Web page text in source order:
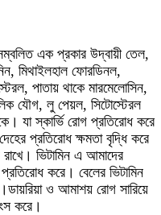
এক প্রকার উদ্বায়ী তেল,
মিথাইলহাল ফোরডিনল,
পাতায় থাকে মারমেলোসিন,
যৌগ, লু পেয়ল, সিটোস্টেরল
যা স্কার্ভি রোগ প্রতিরোধ করে
প্রতিরোধ ক্ষমতা বৃদ্ধি করে
রাখে। ভিটামিন এ আমাদের
করে। বেলের ভিটামিন
ও আমাশয় রোগ সারিয়ে
করে।